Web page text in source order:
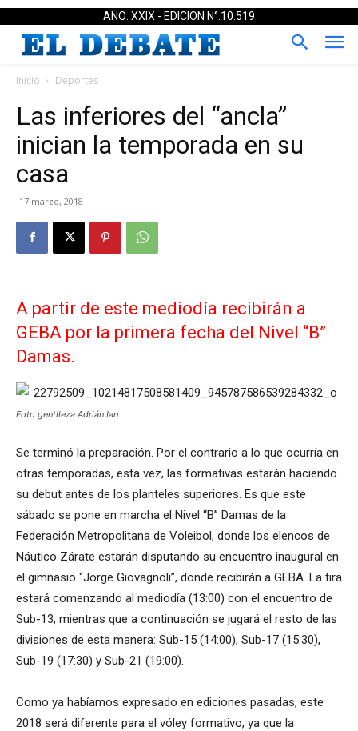
AÑO: XXIX - EDICION N°:10.519
Inicio Deportes
Las inferiores del “ancla”
inician la temporada en su
casa
17 marzo, 2018
A partir de este mediodía recibirán a
GEBA por la primera fecha del Nivel “B”
Damas.
Foto gentileza Adrián Ian
Se terminó la preparación. Por el contrario a lo que ocurría en
otras temporadas, esta vez, las formativas estarán haciendo
su debut antes de los planteles superiores. Es que este
sábado se pone en marcha el Nivel “B” Damas de la
Federación Metropolitana de Voleibol, donde los elencos de
Náutico Zárate estarán disputando su encuentro inaugural en
el gimnasio “Jorge Giovagnoli”, donde recibirán a GEBA. La tira
estará comenzando al mediodía (13:00) con el encuentro de
Sub-13, mientras que a continuación se jugará el resto de las
divisiones de esta manera: Sub-15 (14:00), Sub-17 (15:30),
Sub-19 (17:30) y Sub-21 (19:00).
Como ya habíamos expresado en ediciones pasadas, este
2018 será diferente para el vóley formativo, ya que la